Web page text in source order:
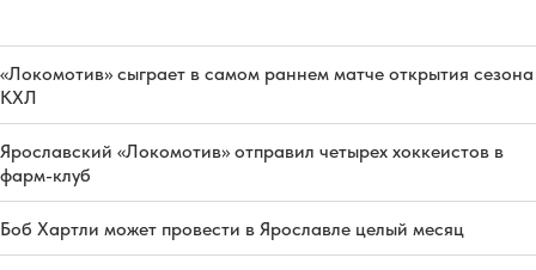
«Локомотив» сыграет в самом раннем матче открытия сезона
КХЛ
Ярославский «Локомотив» отправил четырех хоккеистов в
фарм-клуб
Боб Хартли может провести в Ярославле целый месяц